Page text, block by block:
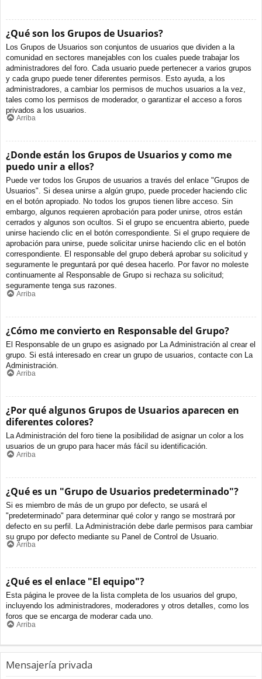
¿Qué son los Grupos de Usuarios?
Los Grupos de Usuarios son conjuntos de usuarios que dividen a la
comunidad en sectores manejables con los cuales puede trabajar los
administradores del foro. Cada usuario puede pertenecer a varios grupos
y cada grupo puede tener diferentes permisos. Esto ayuda, a los
administradores, a cambiar los permisos de muchos usuarios a la vez,
tales como los permisos de moderador, o garantizar el acceso a foros
privados a los usuarios.
Arriba
¿Donde están los Grupos de Usuarios y como me
puedo unir a ellos?
Puede ver todos los Grupos de usuarios a través del enlace "Grupos de
Usuarios". Si desea unirse a algún grupo, puede proceder haciendo clic
en el botón apropiado. No todos los grupos tienen libre acceso. Sin
embargo, algunos requieren aprobación para poder unirse, otros están
cerrados y algunos son ocultos. Si el grupo se encuentra abierto, puede
unirse haciendo clic en el botón correspondiente. Si el grupo requiere de
aprobación para unirse, puede solicitar unirse haciendo clic en el botón
correspondiente. El responsable del grupo deberá aprobar su solicitud y
seguramente le preguntará por qué desea hacerlo. Por favor no moleste
continuamente al Responsable de Grupo si rechaza su solicitud;
seguramente tenga sus razones.
Arriba
¿Cómo me convierto en Responsable del Grupo?
El Responsable de un grupo es asignado por La Administración al crear el
grupo. Si está interesado en crear un grupo de usuarios, contacte con La
Administración.
Arriba
¿Por qué algunos Grupos de Usuarios aparecen en
diferentes colores?
La Administración del foro tiene la posibilidad de asignar un color a los
usuarios de un grupo para hacer más fácil su identificación.
Arriba
¿Qué es un "Grupo de Usuarios predeterminado"?
Si es miembro de más de un grupo por defecto, se usará el
"predeterminado" para determinar qué color y rango se mostrará por
defecto en su perfil. La Administración debe darle permisos para cambiar
su grupo por defecto mediante su Panel de Control de Usuario.
Arriba
¿Qué es el enlace "El equipo"?
Esta página le provee de la lista completa de los usuarios del grupo,
incluyendo los administradores, moderadores y otros detalles, como los
foros que se encarga de moderar cada uno.
Arriba
Mensajería privada